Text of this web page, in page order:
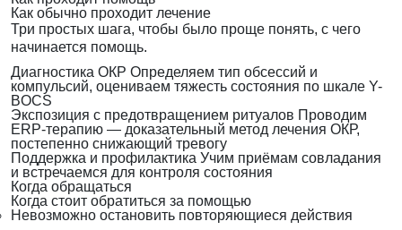
Как обычно проходит лечение
Три простых шага, чтобы было проще понять, с чего
начинается помощь.
Диагностика ОКР Определяем тип обсессий и
компульсий, оцениваем тяжесть состояния по шкале Y-
BOCS
Экспозиция с предотвращением ритуалов Проводим
ERP-терапию — доказательный метод лечения ОКР,
постепенно снижающий тревогу
Поддержка и профилактика Учим приёмам совладания
и встречаемся для контроля состояния
Когда обращаться
Когда стоит обратиться за помощью
Невозможно остановить повторяющиеся действия